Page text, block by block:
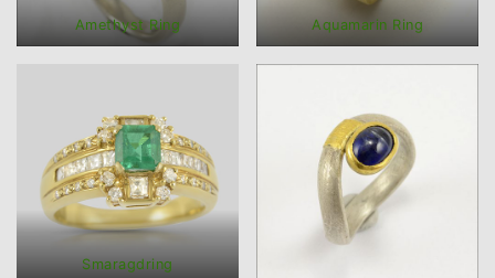
Amethyst Ring Aquamarin Ring
Smaragdring